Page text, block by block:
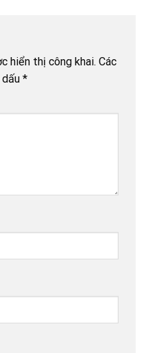
hiển thị công khai. Các
*